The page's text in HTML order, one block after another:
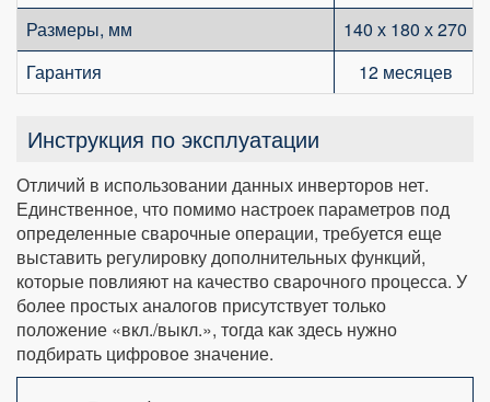
Размеры, мм
140 х 180 х 270
Гарантия
12 месяцев
Инструкция по эксплуатации
Отличий в использовании данных инверторов нет.
Единственное, что помимо настроек параметров под
определенные сварочные операции, требуется еще
выставить регулировку дополнительных функций,
которые повлияют на качество сварочного процесса. У
более простых аналогов присутствует только
положение «вкл./выкл.», тогда как здесь нужно
подбирать цифровое значение.